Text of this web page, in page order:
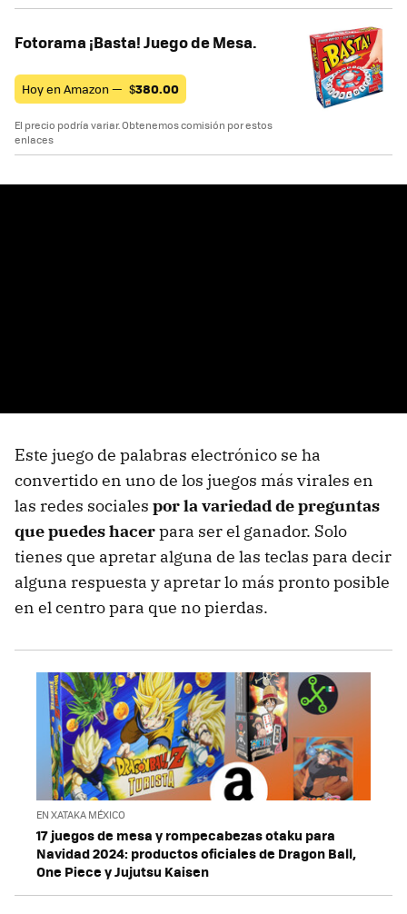
Fotorama ¡Basta! Juego de Mesa.
Hoy en Amazon — $380.00
El precio podría variar. Obtenemos comisión por estos
enlaces
Este juego de palabras electrónico se ha
convertido en uno de los juegos más virales en
las redes sociales por la variedad de preguntas
que puedes hacerpara ser el ganador. Solo
tienes que apretar alguna de las teclas para decir
alguna respuesta y apretar lo más pronto posible
en el centro para que no pierdas.
EN XATAKA MÉXICO
17 juegos de mesa y rompecabezas otaku para
Navidad 2024: productos oficiales de Dragon Ball,
One Piece y Jujutsu Kaisen